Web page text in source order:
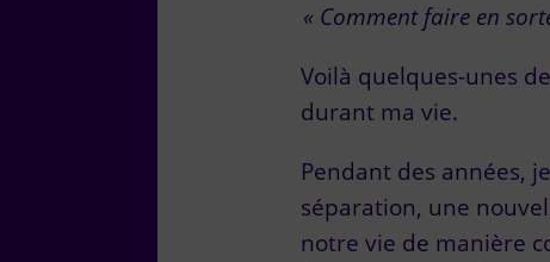
« Comment faire en
Voilà quelques-unes
durant ma vie.
Pendant des années,
séparation, une
notre vie de manière